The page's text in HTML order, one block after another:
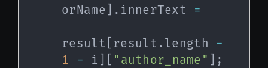
orName
. innerText =
result result . length -
1
- i "author_name"
;